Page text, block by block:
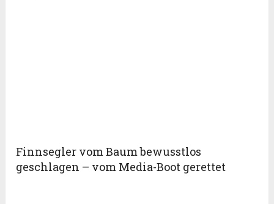
Finnsegler vom Baum bewusstlos
geschlagen – vom Media-Boot gerettet